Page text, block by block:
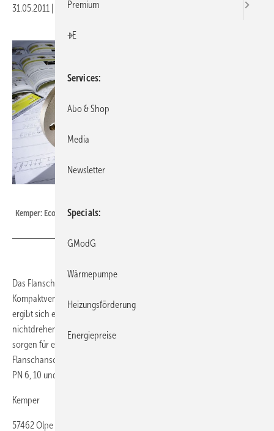
31.05.2011 Veröffentlicht in
Kemper: Eco-Kompakt Flanschen-Absperrventil Figur 122.
Das Flanschen-Absperrventil Eco-Kompakt von Kemper ist das erste
Kompaktventil seiner Art aus Rotguss. Aus der sehr kurzen Bauform
ergibt sich eine deutliche Reduzierung der Einbaulänge. Die
nichtdrehende Spindel und das Gewinde außerhalb des Mediums
sorgen für eine hohe Betriebs­sicherheit. Die Armatur ist mit einem
Flansch­anschluss nach DIN 2501 ausgestattet und für die Druckstufen
PN 6, 10 und 16 bar geeignet.
Kemper
57462 Olpe
Premium
+E
Services
Abo & Shop
Media
Newsletter
Specials
GModG
Wärmepumpe
Heizungsförderung
Energiepreise